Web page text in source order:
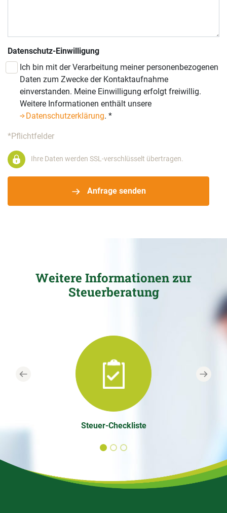
Datenschutz-Einwilligung
Ich bin mit der Verarbeitung meiner personenbezogenen
Daten zum Zwecke der Kontaktaufnahme
einverstanden. Meine Einwilligung erfolgt freiwillig.
Weitere Informationen enthält unsere
Datenschutzerklärung. *
*Pflichtfelder
Anfrage senden
Ihre Daten werden SSL-verschlüsselt übertragen.
Weitere Informationen zur
Steuerberatung
Steuer-Checkliste
Previous Next